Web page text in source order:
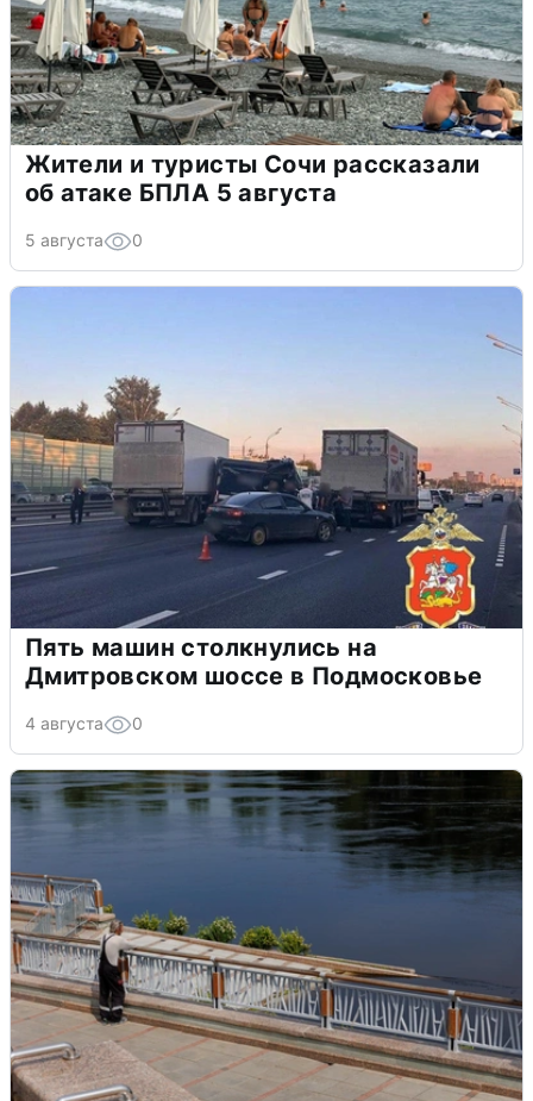
Жители и туристы Сочи рассказали
об атаке БПЛА 5 августа
5 августа 0
Пять машин столкнулись на
Дмитровском шоссе в Подмосковье
4 августа 0